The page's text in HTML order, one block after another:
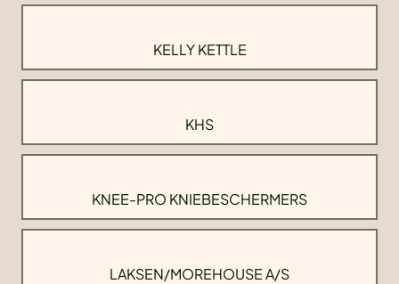
KELLY KETTLE
KHS
KNEE-PRO KNIEBESCHERMERS
LAKSEN/MOREHOUSE A/S